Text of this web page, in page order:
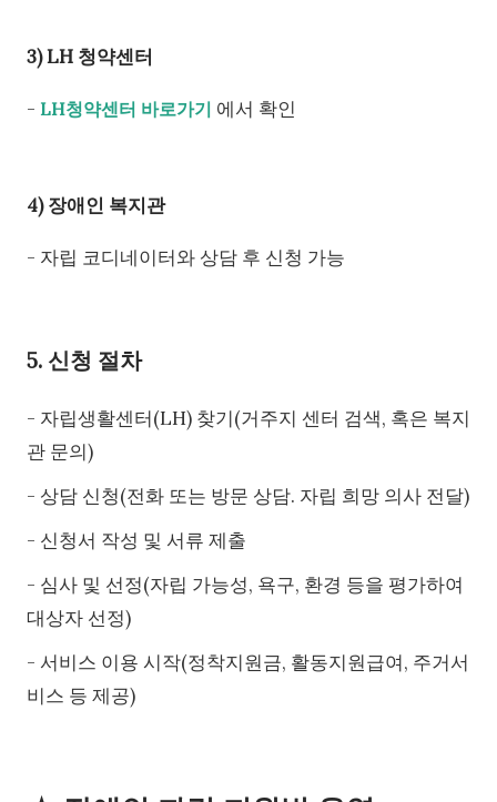
3) LH 청약센터
- LH청약센터 바로가기 에서 확인
4) 장애인 복지관
- 자립 코디네이터와 상담 후 신청 가능
5. 신청 절차
- 자립생활센터(LH) 찾기(거주지 센터 검색, 혹은 복지
관 문의)
- 상담 신청(전화 또는 방문 상담. 자립 희망 의사 전달)
- 신청서 작성 및 서류 제출
- 심사 및 선정(자립 가능성, 욕구, 환경 등을 평가하여
대상자 선정)
- 서비스 이용 시작(정착지원금, 활동지원급여, 주거서
비스 등 제공)